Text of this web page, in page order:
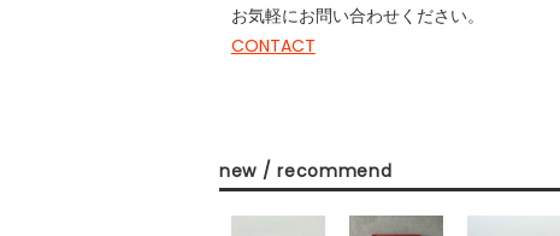
お気軽にお問い合わせください。
CONTACT
new / recommend